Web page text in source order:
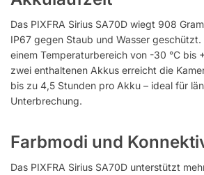
Das PIXFRA Sirius SA70D wiegt 908
IP67 gegen Staub und Wasser geschützt.
einem Temperaturbereich von -30 °C bis
zwei enthaltenen Akkus erreicht die
bis zu 4,5 Stunden pro Akku – ideal für
Unterbrechung.
Farbmodi und
Das PIXFRA Sirius SA70D unterstützt